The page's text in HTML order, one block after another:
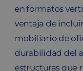
en formatos
ventaja de
mobiliario de
durabilidad del
estructuras que